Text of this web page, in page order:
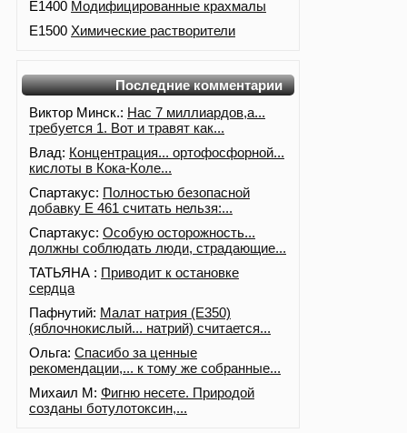
E1400 Модифицированные крахмалы
E1500 Химические растворители
Последние комментарии
Виктор Минск.: Нас 7 миллиардов,а...
требуется 1. Вот и травят как...
Влад: Концентрация... ортофосфорной...
кислоты в Кока-Коле...
Спартакус: Полностью безопасной
добавку Е 461 считать нельзя:...
Спартакус: Особую осторожность...
должны соблюдать люди, страдающие...
ТАТЬЯНА : Приводит к остановке
сердца
Пафнутий: Малат натрия (E350)
(яблочнокислый... натрий) считается...
Ольга: Спасибо за ценные
рекомендации,... к тому же собранные...
Михаил М: Фигню несете. Природой
созданы ботулотоксин,...